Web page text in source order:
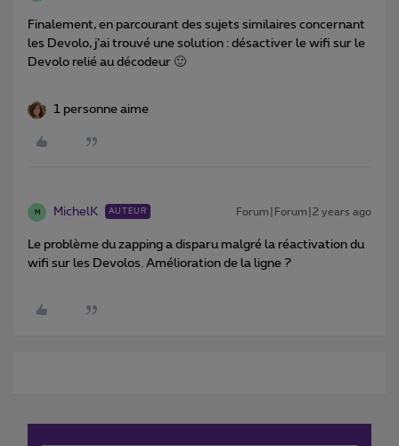
Finalement, en parcourant des sujets similaires concernant
les Devolo, j’ai trouvé une solution : désactiver le wifi sur le
Devolo relié au décodeur 🙂
1 personne aime
M MichelK AUTEUR Forum|Forum|2 years ago
Le problème du zapping a disparu malgré la réactivation du
wifi sur les Devolos. Amélioration de la ligne ?